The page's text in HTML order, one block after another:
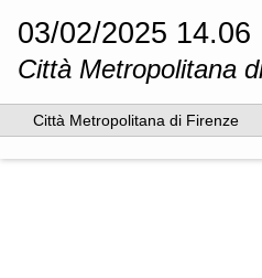
03/02/2025 14.06
Città Metropolitana
Città Metropolitana di Firenze